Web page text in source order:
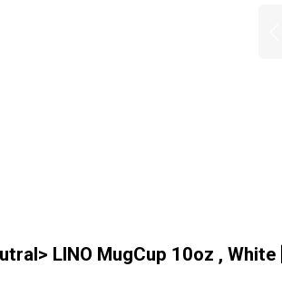
LINO MugCup 10oz , White